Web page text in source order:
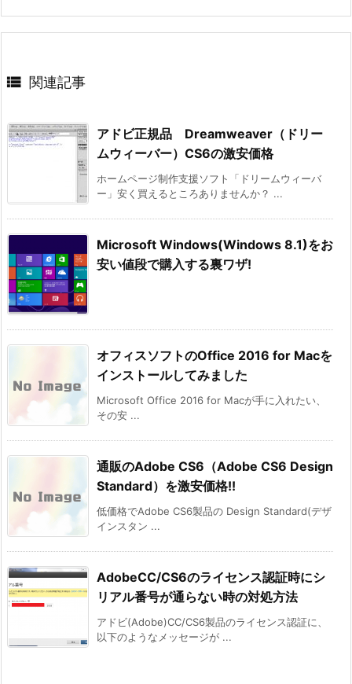
 関連記事
アドビ正規品 Dreamweaver（ドリー
ムウィーバー）CS6の激安価格
ホームページ制作支援ソフト「ドリームウィーバ
ー」安く買えるところありませんか？ ...
Microsoft Windows(Windows 8.1)をお
安い値段で購入する裏ワザ!
オフィスソフトのOffice 2016 for Macを
インストールしてみました
Microsoft Office 2016 for Macが手に入れたい、
その安 ...
通販のAdobe CS6（Adobe CS6 Design
Standard）を激安価格!!
低価格でAdobe CS6製品の Design Standard(デザ
インスタン ...
AdobeCC/CS6のライセンス認証時にシ
リアル番号が通らない時の対処方法
アドビ(Adobe)CC/CS6製品のライセンス認証に、
以下のようなメッセージが ...